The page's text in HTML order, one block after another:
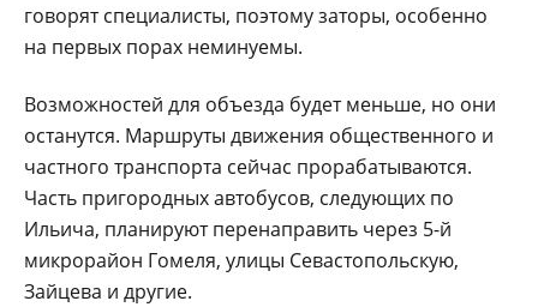
говорят специалисты, поэтому заторы, особенно
на первых порах неминуемы.
Возможностей для объезда будет меньше, но они
останутся. Маршруты движения общественного и
частного транспорта сейчас прорабатываются.
Часть пригородных автобусов, следующих по
Ильича, планируют перенаправить через 5-й
микрорайон Гомеля, улицы Севастопольскую,
Зайцева и другие.